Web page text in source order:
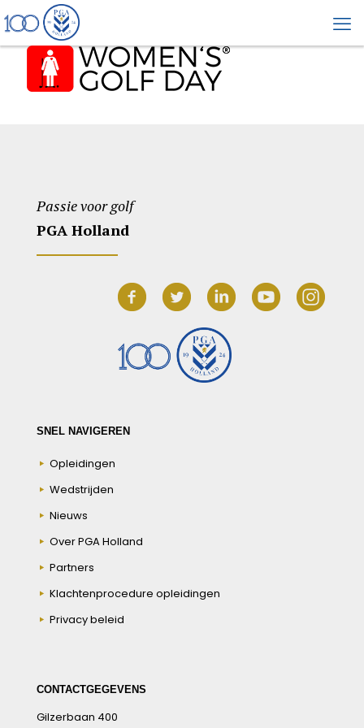
Passie voor golf
PGA Holland
SNEL NAVIGEREN
Opleidingen
Wedstrijden
Nieuws
Over PGA Holland
Partners
Klachtenprocedure opleidingen
Privacy beleid
CONTACTGEGEVENS
Gilzerbaan 400